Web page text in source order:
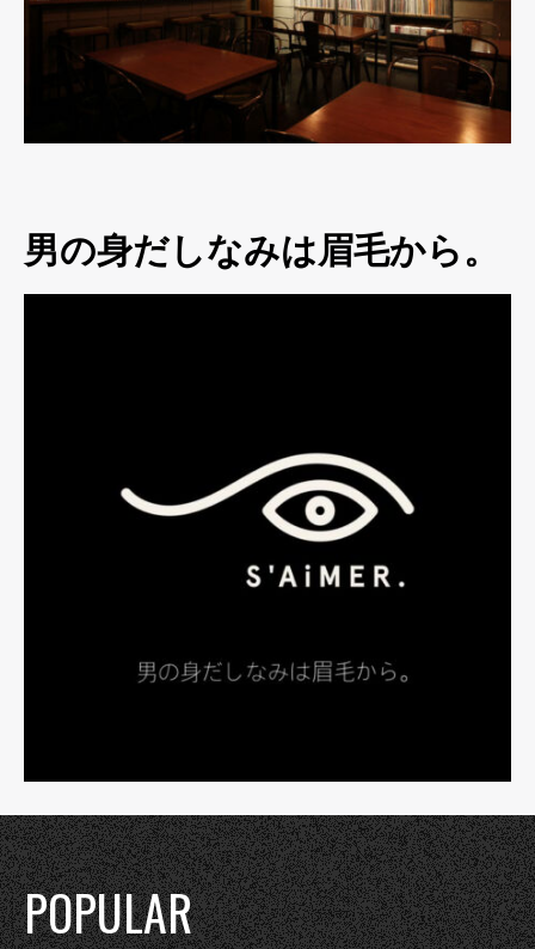
男の身だしなみは眉毛から。
POPULAR